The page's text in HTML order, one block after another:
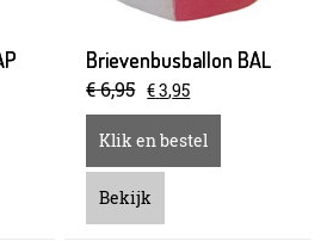
Brievenbusballon BAL
€6,95 €3,95
Klik en bestel
Bekijk